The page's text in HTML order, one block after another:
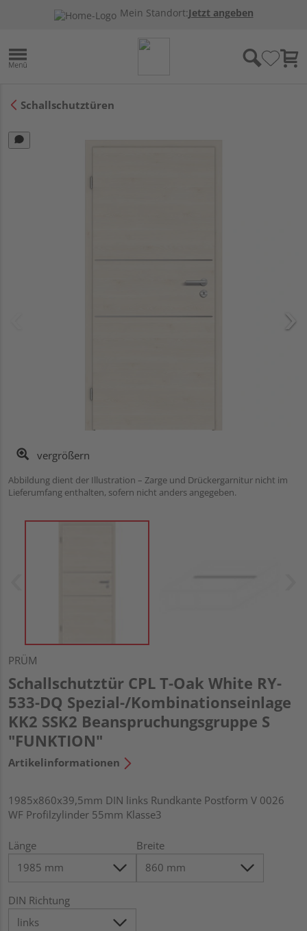
Mein Standort:Jetzt angeben
Schallschutztüren
vergrößern
Abbildung dient der Illustration – Zarge und Drückergarnitur nicht im
Lieferumfang enthalten, sofern nicht anders angegeben.
PRÜM
Schallschutztür CPL T-Oak White RY-
533-DQ Spezial-/Kombinationseinlage
KK2 SSK2 Beanspruchungsgruppe S
"FUNKTION"
Artikelinformationen
1985x860x39,5mm DIN links Rundkante Postform V 0026
WF Profilzylinder 55mm Klasse3
Länge Breite
DIN Richtung